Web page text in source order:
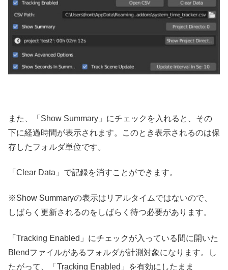
また、「Show Summary」にチェックを入れると、その
下に経過時間が表示されます。このとき表示されるのは保
存したフォルダ単位です。
「Clear Data」で記録を消すことができます。
※Show Summaryの表示はリアルタイムではないので、
しばらく更新されるのをしばらく待つ必要があります。
「Tracking Enabled」にチェックが入っている間に開いた
Blendファイルがあるフォルダが計測対象になります。し
たがって、「Tracking Enabled」を有効にしたまま